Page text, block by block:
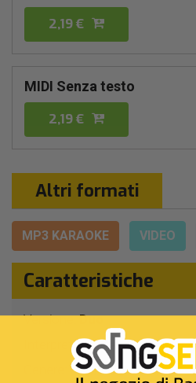
2,19 €
MIDI Senza testo
2,19 €
Altri formati
MP3 KARAOKE VIDEO
Caratteristiche
Versione:Duo
Interpreti Originali:Bianca
Pop/rock Italiano